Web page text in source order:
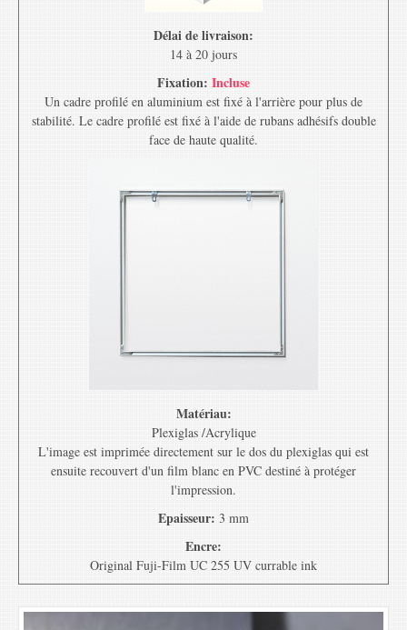
Délai de livraison:
14 à 20 jours
Fixation: Incluse
Un cadre profilé en aluminium est fixé à l'arrière pour plus de
stabilité. Le cadre profilé est fixé à l'aide de rubans adhésifs double
face de haute qualité.
Matériau:
Plexiglas /Acrylique
L'image est imprimée directement sur le dos du plexiglas qui est
ensuite recouvert d'un film blanc en PVC destiné à protéger
l'impression.
Epaisseur: 3 mm
Encre:
Original Fuji-Film UC 255 UV currable ink